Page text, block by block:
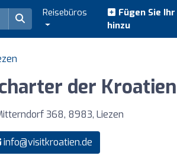
Reisebüros
Fügen Sie
hinzu
der
368, 8983, Liezen
info@visitkroatien.de